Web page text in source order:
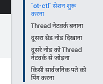
`ot-ctl` सेशन शुरू
करना
Thread नेटवर्क बनाना
दूसरा थ्रेड नोड दिखाना
दूसरे नोड को Thread
नेटवर्क से जोड़ना
किसी सार्वजनिक पते को
पिंग करना